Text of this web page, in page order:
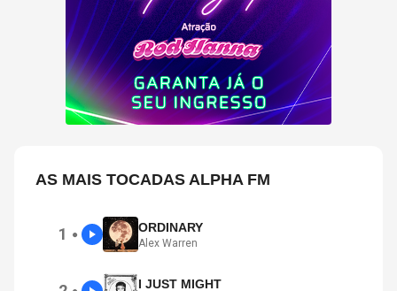
AS MAIS TOCADAS ALPHA FM
1 ● ORDINARY
Alex Warren
I JUST MIGHT